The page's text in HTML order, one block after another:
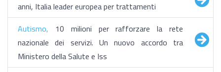
anni, Italia leader europea per trattamenti
Autismo, 10 milioni per rafforzare la rete
nazionale dei servizi. Un nuovo accordo tra
Ministero della Salute e Iss